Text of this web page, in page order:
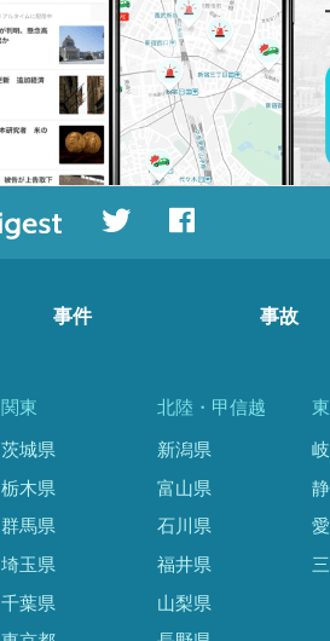
事件 事故
関東
茨城県
栃木県
群馬県
埼玉県
千葉県
北陸・甲信越
新潟県
富山県
石川県
福井県
山梨県